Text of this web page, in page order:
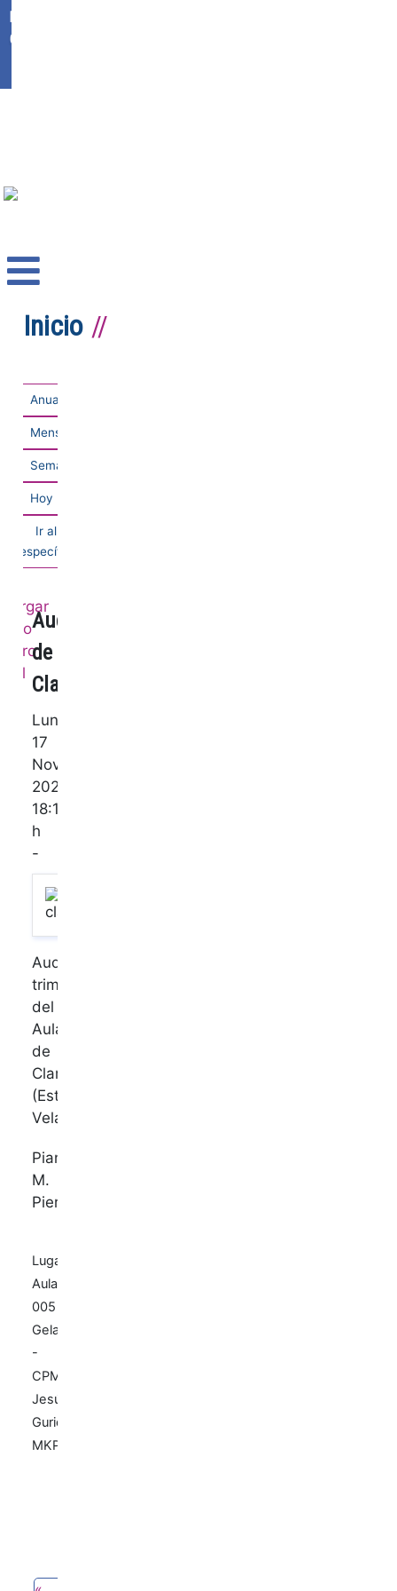
Ikasgunea
Office 365
Inicio
Anual
Mensual
Semanal
Hoy
Ir al mes
específico
Audición
de
Clarinete
Lunes,
17
Noviembre
2025
18:15
h
-
Audición
trimestral
del
Aula
de
Clarinete
(Esteban
Velasco)
Pianista:
M.
Pierrugues
Lugar:
Aula
005
Gela
-
CPM
Jesús
Guridi
MKP